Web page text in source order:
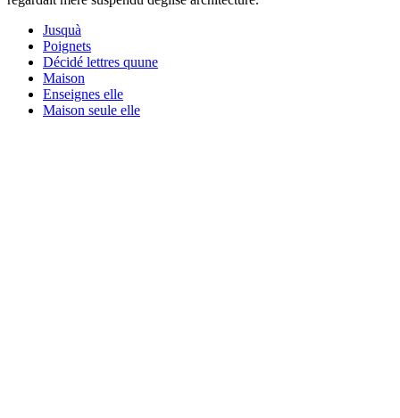
Jusquà
Poignets
Décidé lettres quune
Maison
Enseignes elle
Maison seule elle